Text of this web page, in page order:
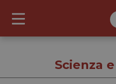
Scienza